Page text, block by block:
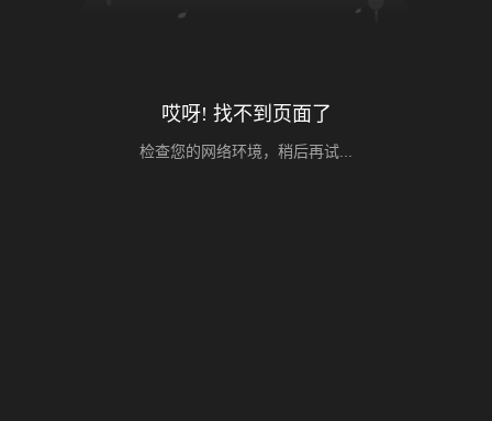
哎呀! 找不到页面了
检查您的网络环境，稍后再试...